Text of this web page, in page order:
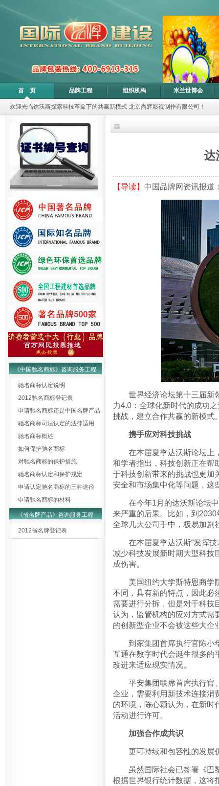
首 页 品牌工程 组织机构 米兰世博会
欢迎光临达沃斯探索科技革命下的共赢新模式-北京尚辉影视制作有限公司！
《中国驰名商标》咨询服务工程
驰名商标认定说明
2012驰名商标登记表
申请驰名商标还是中国名牌产品
驰名商标司法认定的法律适用
驰名商标概述
如何保护驰名商标
对驰名商标的保护措施
驰名商标认定和保护规定
申请认定驰名商标的三种途径
申请驰名商标的材料
《省名牌产品》咨询服务工程
2012省名牌登记表
达
【导读】 中国品牌网资讯报道
世界经济论坛第十三届新领
力4.0：全球化新时代的成功
挑战，建立合作共赢的新模式
携手应对科技挑战
在本届夏季达沃斯论坛上，
和学者指出，科技创新正在帮
于科技创新带来的挑战也更加
安全和市场集中化等问题，这
在今年1月的达沃斯论坛中
来严重的后果。比如，到
全球几大公司手中，极易加剧
在本届夏季达沃斯“发挥技
减少科技发展新时期大型科技
成伤害。
美国纽约大学斯特恩商学院
不同，具有新的特点，因此必
需要进行分拆，但是对于科技
认为，监管机构的应对方式需
的创新型企业不会被这些大企
到家集团首席执行官陈小华
互通在数字时代会诞生很多的
改进来适应现实情况。
平安集团联席首席执行官、
企业，需要利用新技术连接消
的环境，陈心颖认为，在新时
活动进行许可。
加强合作成共识
更可持续和包容性的发展
虽然国际社会已签署《巴黎
根据世界银行统计数据，这将